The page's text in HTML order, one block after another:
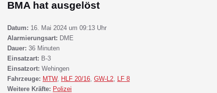
BMA hat ausgelöst
Datum: 16. Mai 2024 um 09:13 Uhr
Alarmierungsart: DME
Dauer: 36 Minuten
Einsatzart: B-3
Einsatzort: Wehingen
Fahrzeuge: MTW, HLF 20/16, GW-L2, LF 8
Weitere Kräfte: Polizei